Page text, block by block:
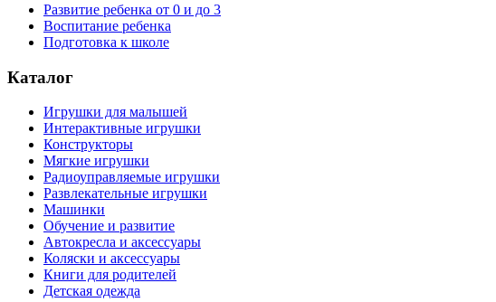
Развитие ребенка от 0 и до 3
Воспитание ребенка
Подготовка к школе
Каталог
Игрушки для малышей
Интерактивные игрушки
Конструкторы
Мягкие игрушки
Радиоуправляемые игрушки
Развлекательные игрушки
Машинки
Обучение и развитие
Автокресла и аксессуары
Коляски и аксессуары
Книги для родителей
Детская одежда